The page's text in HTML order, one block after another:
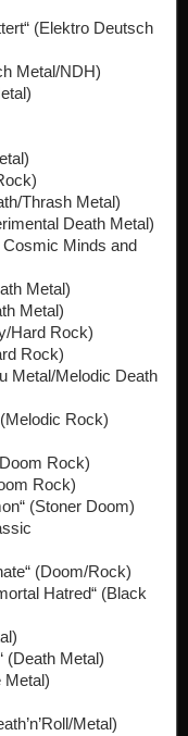
(Elektro Deutsch
Metal/NDH)
Thrash Metal)
Death Metal)
Cosmic Minds and
Metal)
Metal)
Hard Rock)
Rock)
Metal/Melodic Death
Rock)
Rock)
Rock)
(Stoner Doom)
(Doom/Rock)
Hatred“ (Black
(Death Metal)
Metal)
Metal)